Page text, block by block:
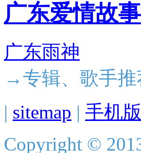
广东爱情故事
广东雨神
→专辑、歌手
| sitemap | 手机版
Copyright ©